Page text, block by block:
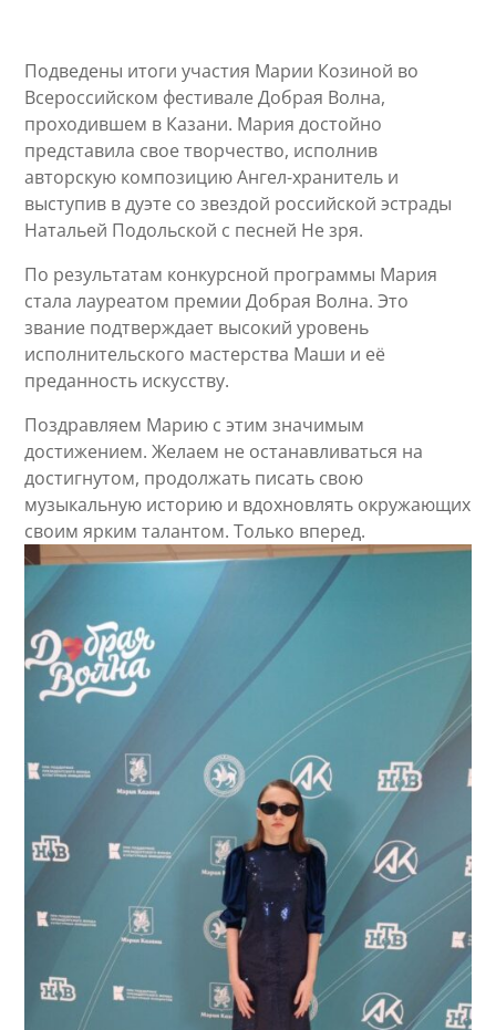
Подведены итоги участия Марии Козиной во
Всероссийском фестивале Добрая Волна,
проходившем в Казани. Мария достойно
представила свое творчество, исполнив
авторскую композицию Ангел-хранитель и
выступив в дуэте со звездой российской эстрады
Натальей Подольской с песней Не зря.
По результатам конкурсной программы Мария
стала лауреатом премии Добрая Волна. Это
звание подтверждает высокий уровень
исполнительского мастерства Маши и её
преданность искусству.
Поздравляем Марию с этим значимым
достижением. Желаем не останавливаться на
достигнутом, продолжать писать свою
музыкальную историю и вдохновлять окружающих
своим ярким талантом. Только вперед.